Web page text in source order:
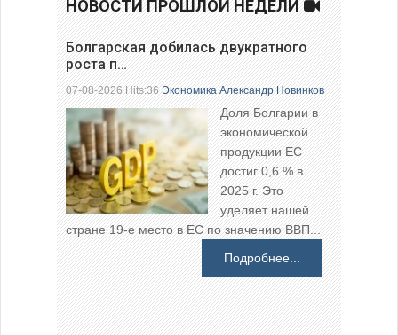
НОВОСТИ ПРОШЛОЙ НЕДЕЛИ
Болгарская добилась двукратного
роста п…
07-08-2026 Hits:36Экономика Александр Новинков
Доля Болгарии в
экономической
продукции ЕС
достиг 0,6 % в
2025 г. Это
уделяет нашей
стране 19-е место в ЕС по значению ВВП...
Подробнее...